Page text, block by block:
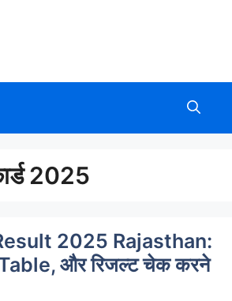
2025
2025 Rajasthan:
और रिजल्ट चेक करने